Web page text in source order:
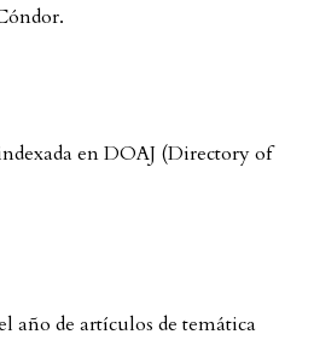
en DOAJ (Directory of
año de artículos de temática